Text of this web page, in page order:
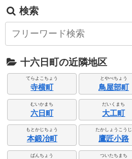
検索
十六日町の近隣地区
てらよこちょう
寺横町
とやべちょう
鳥屋部町
むいかまち
六日町
だいくまち
大工町
もとかじちょう
本鍛冶町
たかしょうこうじ
鷹匠小路
ばんちょう ついたちまち